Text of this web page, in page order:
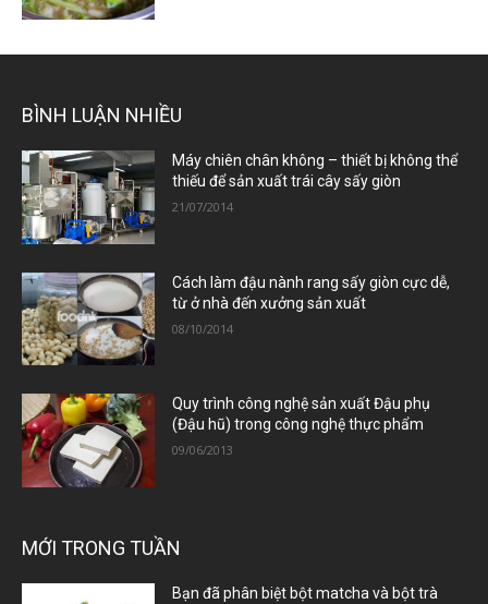
BÌNH LUẬN NHIỀU
Máy chiên chân không – thiết bị không thể
thiếu để sản xuất trái cây sấy giòn
21/07/2014
Cách làm đậu nành rang sấy giòn cực dễ,
từ ở nhà đến xưởng sản xuất
08/10/2014
Quy trình công nghệ sản xuất Đậu phụ
(Đậu hũ) trong công nghệ thực phẩm
09/06/2013
MỚI TRONG TUẦN
Bạn đã phân biệt bột matcha và bột trà